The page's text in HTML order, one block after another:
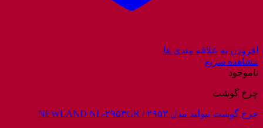
افزودن به علاقه مندی ها
مشاهده سریع
ناموجود
چرخ گوشت
چرخ گوشت نیولند مدل ۲۹۵۳ / NEWLAND NL-۲۹۵۳GR